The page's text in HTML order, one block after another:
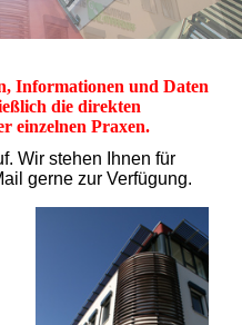
Informationen und Daten
die direkten
einzelnen Praxen.
Wir stehen Ihnen für
gerne zur Verfügung.